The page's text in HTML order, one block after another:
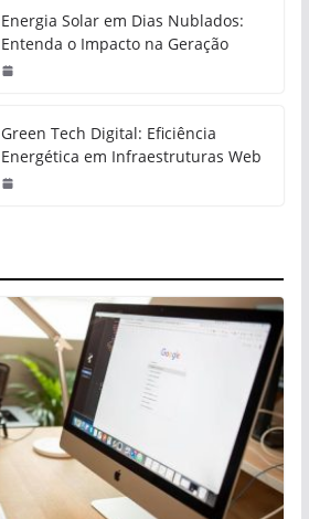
Energia Solar em Dias Nublados:
Entenda o Impacto na Geração
Green Tech Digital: Eficiência
Energética em Infraestruturas Web